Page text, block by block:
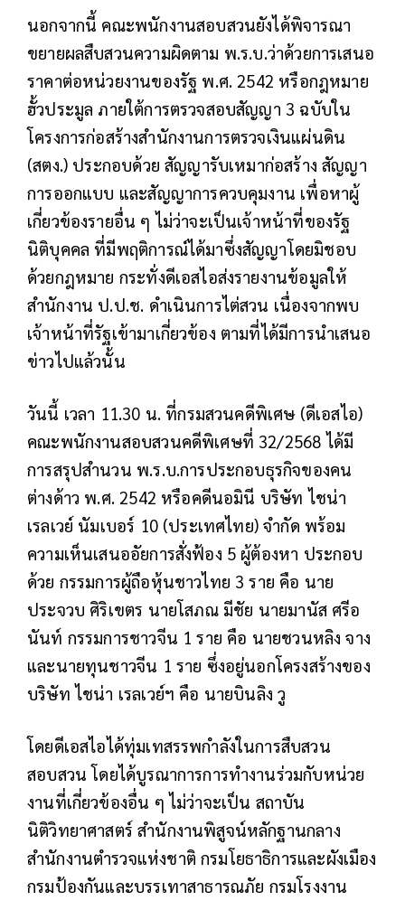
นอกจากนี้ คณะพนักงานสอบสวนยังได้พิจารณา
ขยายผลสืบสวนความผิดตาม พ.ร.บ.ว่าด้วยการเสนอ
ราคาต่อหน่วยงานของรัฐ พ.ศ. 2542 หรือกฎหมาย
ฮั้วประมูล ภายใต้การตรวจสอบสัญญา 3 ฉบับใน
โครงการก่อสร้างสำนักงานการตรวจเงินแผ่นดิน
(สตง.) ประกอบด้วย สัญญารับเหมาก่อสร้าง สัญญา
การออกแบบ และสัญญาการควบคุมงาน เพื่อหาผู้
เกี่ยวข้องรายอื่น ๆ ไม่ว่าจะเป็นเจ้าหน้าที่ของรัฐ
นิติบุคคล ที่มีพฤติการณ์ได้มาซึ่งสัญญาโดยมิชอบ
ด้วยกฎหมาย กระทั่งดีเอสไอส่งรายงานข้อมูลให้
สำนักงาน ป.ป.ช. ดำเนินการไต่สวน เนื่องจากพบ
เจ้าหน้าที่รัฐเข้ามาเกี่ยวข้อง ตามที่ได้มีการนำเสนอ
ข่าวไปแล้วนั้น
วันนี้ เวลา 11.30 น. ที่กรมสวนคดีพิเศษ (ดีเอสไอ)
คณะพนักงานสอบสวนคดีพิเศษที่ 32/2568 ได้มี
การสรุปสำนวน พ.ร.บ.การประกอบธุรกิจของคน
ต่างด้าว พ.ศ. 2542 หรือคดีนอมินี บริษัท ไชน่า
เรลเวย์ นัมเบอร์ 10 (ประเทศไทย) จำกัด พร้อม
ความเห็นเสนออัยการสั่งฟ้อง 5 ผู้ต้องหา ประกอบ
ด้วย กรรมการผู้ถือหุ้นชาวไทย 3 ราย คือ นาย
ประจวบ ศิริเขตร นายโสภณ มีชัย นายมานัส ศรีอ
นันท์ กรรมการชาวจีน 1 ราย คือ นายชวนหลิง จาง
และนายทุนชาวจีน 1 ราย ซึ่งอยู่นอกโครงสร้างของ
บริษัท ไชน่า เรลเวย์ฯ คือ นายบินลิง วู
โดยดีเอสไอได้ทุ่มเทสรรพกำลังในการสืบสวน
สอบสวน โดยได้บูรณาการการทำงานร่วมกับหน่วย
งานที่เกี่ยวข้องอื่น ๆ ไม่ว่าจะเป็น สถาบัน
นิติวิทยาศาสตร์ สำนักงานพิสูจน์หลักฐานกลาง
สำนักงานตำรวจแห่งชาติ กรมโยธาธิการและผังเมือง
กรมป้องกันและบรรเทาสาธารณภัย กรมโรงงาน